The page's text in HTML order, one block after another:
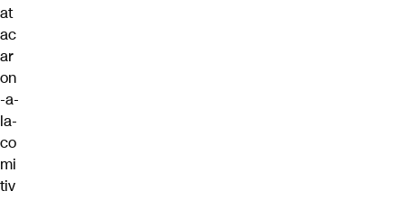
at
ac
ar
on
-a-
la-
co
mi
tiv